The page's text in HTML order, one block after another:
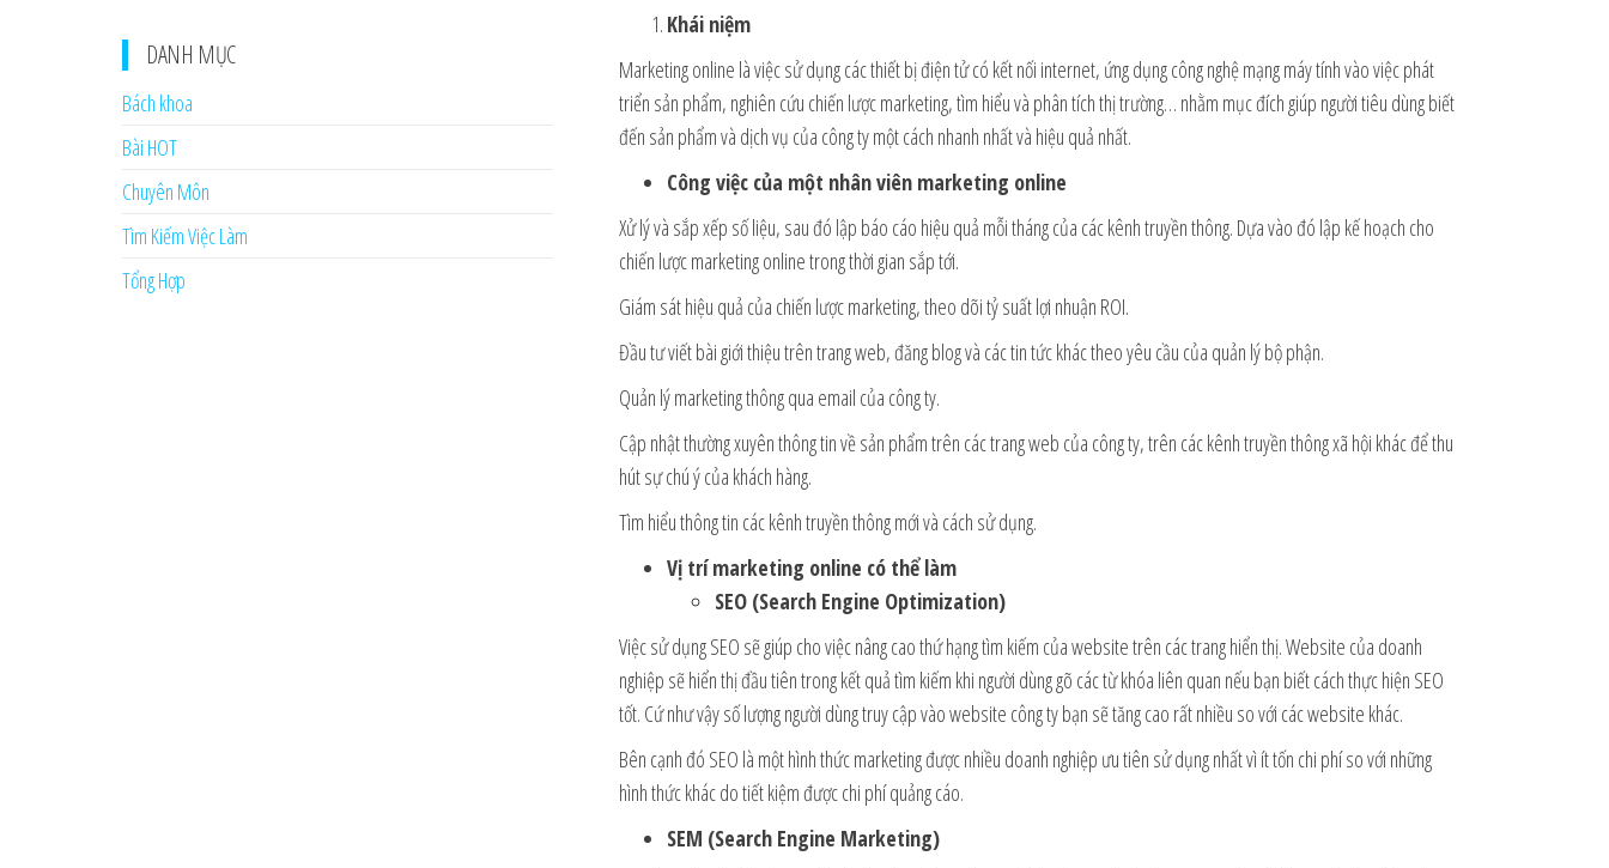
Khái niệm
Marketing online là việc sử dụng các thiết bị điện tử có kết nối internet, ứng dụng công nghệ mạng máy tính vào việc phát
triển sản phẩm, nghiên cứu chiến lược marketing, tìm hiểu và phân tích thị trường… nhằm mục đích giúp người tiêu dùng biết
đến sản phẩm và dịch vụ của công ty một cách nhanh nhất và hiệu quả nhất.
Công việc của một nhân viên marketing online
Xử lý và sắp xếp số liệu, sau đó lập báo cáo hiệu quả mỗi tháng của các kênh truyền thông. Dựa vào đó lập kế hoạch cho
chiến lược marketing online trong thời gian sắp tới.
Giám sát hiệu quả của chiến lược marketing, theo dõi tỷ suất lợi nhuận ROI.
Đầu tư viết bài giới thiệu trên trang web, đăng blog và các tin tức khác theo yêu cầu của quản lý bộ phận.
Quản lý marketing thông qua email của công ty.
Cập nhật thường xuyên thông tin về sản phẩm trên các trang web của công ty, trên các kênh truyền thông xã hội khác để thu
hút sự chú ý của khách hàng.
Tìm hiểu thông tin các kênh truyền thông mới và cách sử dụng.
Vị trí marketing online có thể làm
SEO (Search Engine Optimization)
Việc sử dụng SEO sẽ giúp cho việc nâng cao thứ hạng tìm kiếm của website trên các trang hiển thị. Website của doanh
nghiệp sẽ hiển thị đầu tiên trong kết quả tìm kiếm khi người dùng gõ các từ khóa liên quan nếu bạn biết cách thực hiện SEO
tốt. Cứ như vậy số lượng người dùng truy cập vào website công ty bạn sẽ tăng cao rất nhiều so với các website khác.
Bên cạnh đó SEO là một hình thức marketing được nhiều doanh nghiệp ưu tiên sử dụng nhất vì ít tốn chi phí so với những
hình thức khác do tiết kiệm được chi phí quảng cáo.
SEM (Search Engine Marketing)
DANH MỤC
Bách khoa
Bài HOT
Chuyên Môn
Tìm Kiếm Việc Làm
Tổng Hợp